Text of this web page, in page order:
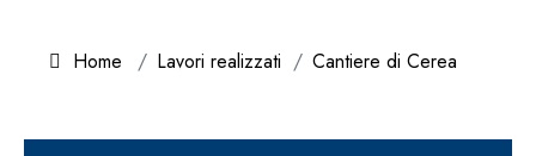
Home Lavori realizzati Cantiere di Cerea